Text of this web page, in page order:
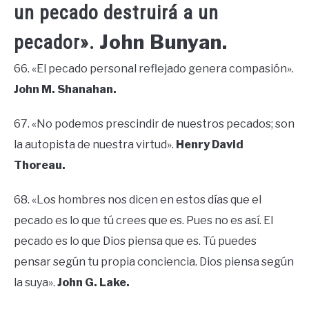
un pecado destruirá a un
pecador». John Bunyan.
66. «El pecado personal reflejado genera compasión».
John M. Shanahan.
67. «No podemos prescindir de nuestros pecados; son
la autopista de nuestra virtud». Henry David
Thoreau.
68. «Los hombres nos dicen en estos días que el
pecado es lo que tú crees que es. Pues no es así. El
pecado es lo que Dios piensa que es. Tú puedes
pensar según tu propia conciencia. Dios piensa según
la suya». John G. Lake.